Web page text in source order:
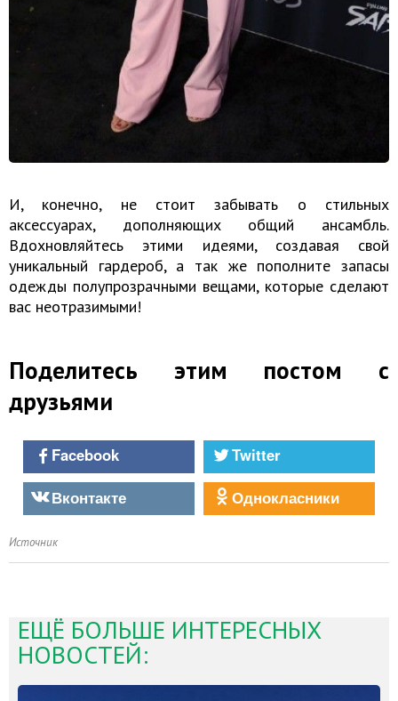
И, конечно, не стоит забывать о стильных
аксессуарах, дополняющих общий ансамбль.
Вдохновляйтесь этими идеями, создавая свой
уникальный гардероб, а так же пополните запасы
одежды полупрозрачными вещами, которые сделают
вас неотразимыми!
Поделитесь этим постом с
друзьями
Facebook
Twitter
Вконтакте
Однокласники
Источник
ЕЩЁ БОЛЬШЕ ИНТЕРЕСНЫХ
НОВОСТЕЙ: